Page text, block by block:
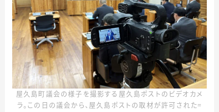
屋久島町議会の様子を撮影する屋久島ポストのビデオカメ
ラ。この日の議会から、屋久島ポストの取材が許可された＝